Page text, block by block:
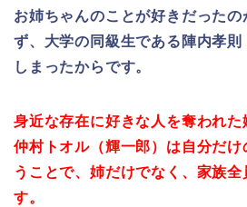
お姉ちゃんのことが好きだった
ず、大学の同級生である陣内孝則
しまったからです。
身近な存在に好きな人を奪われた
仲村トオル（輝一郎）は自分だ
うことで、姉だけでなく、家族全
す。